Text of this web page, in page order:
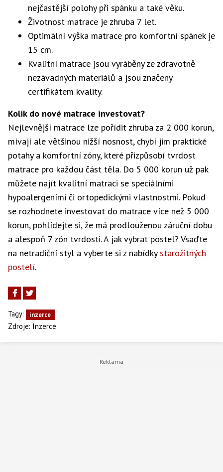
nejčastější polohy při spánku a také věku.
Životnost matrace je zhruba 7 let.
Optimální výška matrace pro komfortní spánek je
15 cm.
Kvalitní matrace jsou vyráběny ze zdravotně
nezávadných materiálů a jsou značeny
certifikátem kvality.
Kolik do nové matrace investovat?
Nejlevnější matrace lze pořídit zhruba za 2 000 korun,
mívají ale většinou nižší nosnost, chybí jim praktické
potahy a komfortní zóny, které přizpůsobí tvrdost
matrace pro každou část těla. Do 5 000 korun už pak
můžete najít kvalitní matraci se speciálními
hypoalergeními či ortopedickými vlastnostmi. Pokud
se rozhodnete investovat do matrace více než 5 000
korun, pohlídejte si, že má prodlouženou záruční dobu
a alespoň 7 zón tvrdosti. A jak vybrat postel? Vsaďte
na netradiční styl a vyberte si z nabídkystarožitných
postelí.
Tagy: inzerce
Zdroje: Inzerce